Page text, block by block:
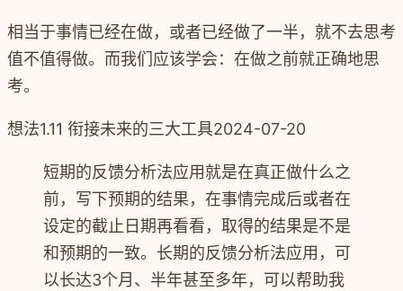
相当于事情已经在做，或者已经做了一半，就不去思考
值不值得做。而我们应该学会：在做之前就正确地思
考。
想法1.11 衔接未来的三大工具2024-07-20
短期的反馈分析法应用就是在真正做什么之
前，写下预期的结果，在事情完成后或者在
设定的截止日期再看看，取得的结果是不是
和预期的一致。长期的反馈分析法应用，可
以长达3个月、半年甚至多年，可以帮助我